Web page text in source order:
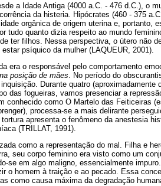
a Idade Antiga (4000 a.C. - 476 d.C.), o
da histeria. Hipócrates (460 - 375
orgânica de origem uterina e, portanto,
tudo quanto dizia respeito ao mundo
ter filhos. Nessa perspectiva, o útero não
psíquico da mulher (LAQUEUR, 2001).
era o responsável pelo comportamento
posição de mães. No período do
Durante quatro (aproximadamente
das fogueiras, vamos presenciar a
conhecido como O Martelo das Feiticeiras
processa-se a mais delirante
apresenta o fenômeno da anestesia
(TRILLAT, 1991).
como a representação do mal. Filha e
seu corpo feminino era visto como um
se em algo maligno, essencialmente
o homem à traição e ao pecado. Essa
como causa máxima da degradação